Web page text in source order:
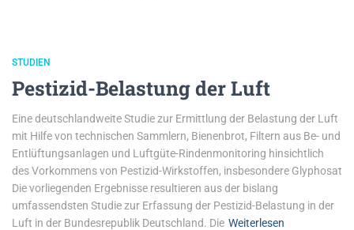
STUDIEN
Pestizid-Belastung der Luft
Eine deutschlandweite Studie zur Ermittlung der Belastung der Luft
mit Hilfe von technischen Sammlern, Bienenbrot, Filtern aus Be- und
Entlüftungsanlagen und Luftgüte-Rindenmonitoring hinsichtlich
des Vorkommens von Pestizid-Wirkstoffen, insbesondere Glyphosat
Die vorliegenden Ergebnisse resultieren aus der bislang
umfassendsten Studie zur Erfassung der Pestizid-Belastung in der
Luft in der Bundesrepublik Deutschland. Die Weiterlesen